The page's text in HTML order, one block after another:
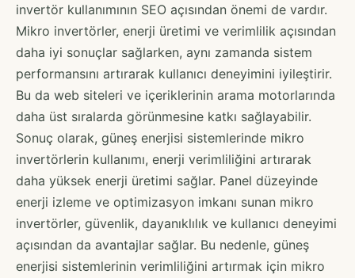
invertör kullanımının SEO açısından önemi de vardır.
Mikro invertörler, enerji üretimi ve verimlilik açısından
daha iyi sonuçlar sağlarken, aynı zamanda sistem
performansını artırarak kullanıcı deneyimini iyileştirir.
Bu da web siteleri ve içeriklerinin arama motorlarında
daha üst sıralarda görünmesine katkı sağlayabilir.
Sonuç olarak, güneş enerjisi sistemlerinde mikro
invertörlerin kullanımı, enerji verimliliğini artırarak
daha yüksek enerji üretimi sağlar. Panel düzeyinde
enerji izleme ve optimizasyon imkanı sunan mikro
invertörler, güvenlik, dayanıklılık ve kullanıcı deneyimi
açısından da avantajlar sağlar. Bu nedenle, güneş
enerjisi sistemlerinin verimliliğini artırmak için mikro